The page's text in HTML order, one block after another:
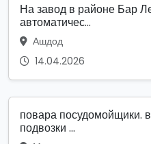
На завод в районе Бар
автоматичес...
Ашдод
14.04.2026
повара посудомойщики.
подвозки ...